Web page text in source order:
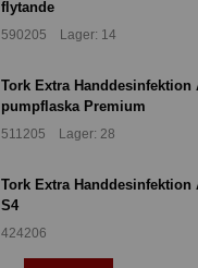
flytande
590205 Lager: 14
Tork Extra Handdesinfektion
pumpflaska Premium
511205 Lager: 28
Tork Extra Handdesinfektion
S4
424206